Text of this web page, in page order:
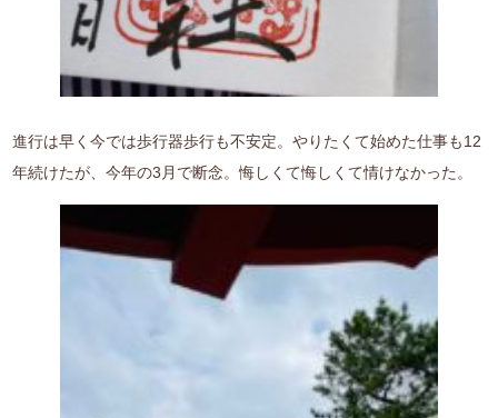
進行は早く今では歩行器歩行も不安定。やりたくて始めた仕事も12
年続けたが、今年の3月で断念。悔しくて悔しくて情けなかった。